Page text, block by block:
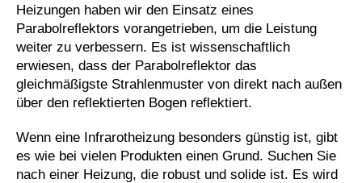
Heizungen haben wir den Einsatz eines
Parabolreflektors vorangetrieben, um die Leistung
weiter zu verbessern. Es ist wissenschaftlich
erwiesen, dass der Parabolreflektor das
gleichmäßigste Strahlenmuster von direkt nach außen
über den reflektierten Bogen reflektiert.
Wenn eine Infrarotheizung besonders günstig ist, gibt
es wie bei vielen Produkten einen Grund. Suchen Sie
nach einer Heizung, die robust und solide ist. Es wird